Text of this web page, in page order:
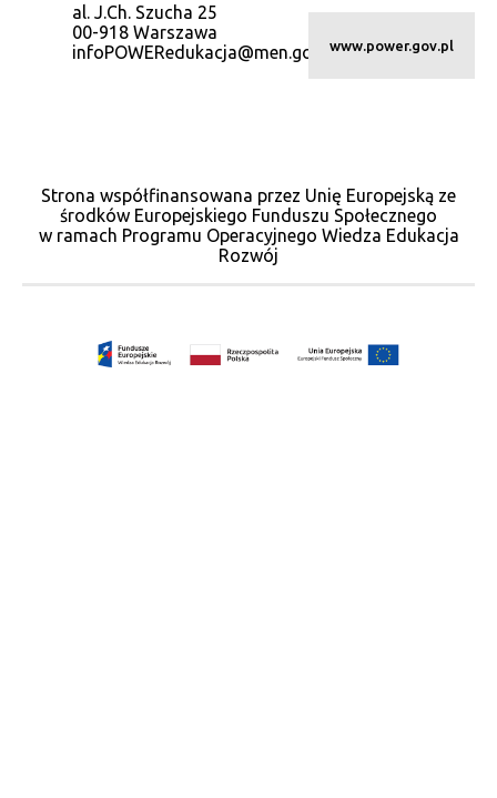
al. J.Ch. Szucha 25
00-918 Warszawa
infoPOWERedukacja@men.gov.plwww.power.gov.pl
Strona współfinansowana przez Unię Europejską ze
środków Europejskiego Funduszu Społecznego
w ramach Programu Operacyjnego Wiedza Edukacja
Rozwój